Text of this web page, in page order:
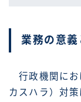
業務の意
行政機関にお
カスハラ）対